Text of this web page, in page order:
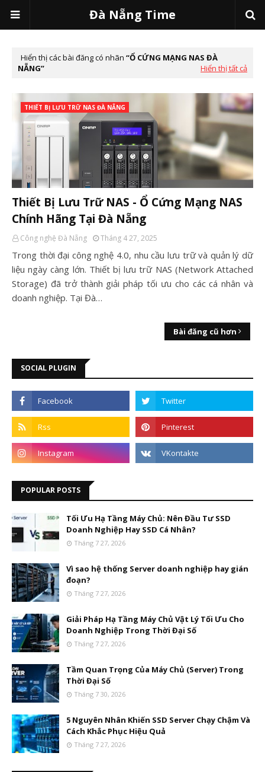
Đà Nẵng Time
Hiển thị các bài đăng có nhãn Ổ CỨNG MẠNG NAS ĐÀ
NẴNG
Hiển thị tất cả
THIẾT BỊ LƯU TRỮ NAS ĐÀ NẴNG
Thiết Bị Lưu Trữ NAS - Ổ Cứng Mạng NAS
Chính Hãng Tại Đà Nẵng
Công nghệ Đà Nẵng Tháng 4 27, 2025
Trong thời đại công nghệ 4.0, nhu cầu lưu trữ và quản lý dữ
liệu ngày càng lớn. Thiết bị lưu trữ NAS (Network Attached
Storage) đã trở thành giải pháp tối ưu cho các cá nhân và
doanh nghiệp. Tại Đà…
Bài đăng cũ hơn
SOCIAL PLUGIN
POPULAR POSTS
Tối Ưu Hạ Tầng Máy Chủ: Nên Đầu Tư SSD
Doanh Nghiệp Hay SSD Cá Nhân?
Tháng 7 27, 2026
Vì sao hệ thống Server doanh nghiệp hay gián
đoạn?
Tháng 7 27, 2026
Giải Pháp Hạ Tầng Máy Chủ Vật Lý Tối Ưu Cho
Doanh Nghiệp Trong Thời Đại Số
Tháng 7 27, 2026
Tầm Quan Trọng Của Máy Chủ (Server) Trong
Thời Đại Số
Tháng 7 30, 2026
5 Nguyên Nhân Khiến SSD Server Chạy Chậm Và
Cách Khắc Phục Hiệu Quả
Tháng 7 27, 2026